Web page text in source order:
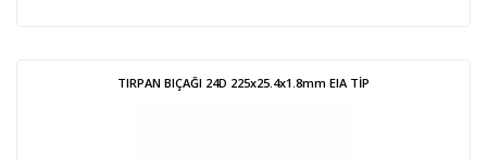
TIRPAN BIÇAĞI 24D 225x25.4x1.8mm EIA TİP